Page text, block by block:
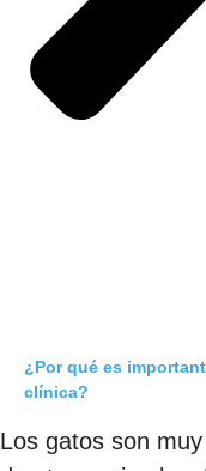
¿Por qué es
clínica?
Los gatos son